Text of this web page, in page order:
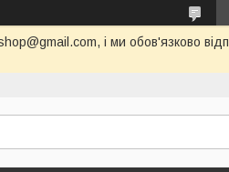
і ми обов'язково